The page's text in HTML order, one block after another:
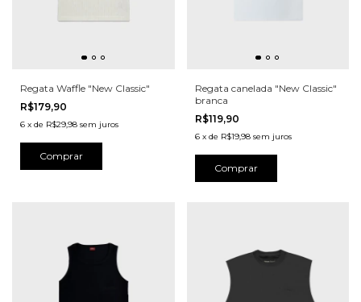
Regata Waffle "New Classic"
R$179,90
6 x de R$29,98 sem juros
Comprar
Regata canelada "New Classic"
branca
R$119,90
6 x de R$19,98 sem juros
Comprar